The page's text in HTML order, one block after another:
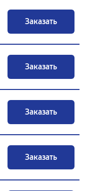
Заказать
Заказать
Заказать
Заказать